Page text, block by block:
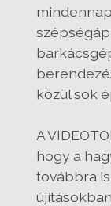
közül sok
A
hogy a
továbbra